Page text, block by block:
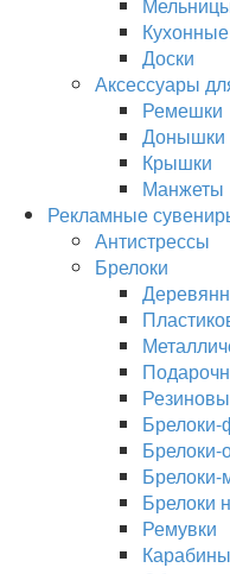
Доски
Аксессуары
Ремешки
Донышки
Крышки
Манжеты
Рекламные
Антистрессы
Брелоки
Брелоки-
Брелоки-
Брелоки
Ремувки
Карабины